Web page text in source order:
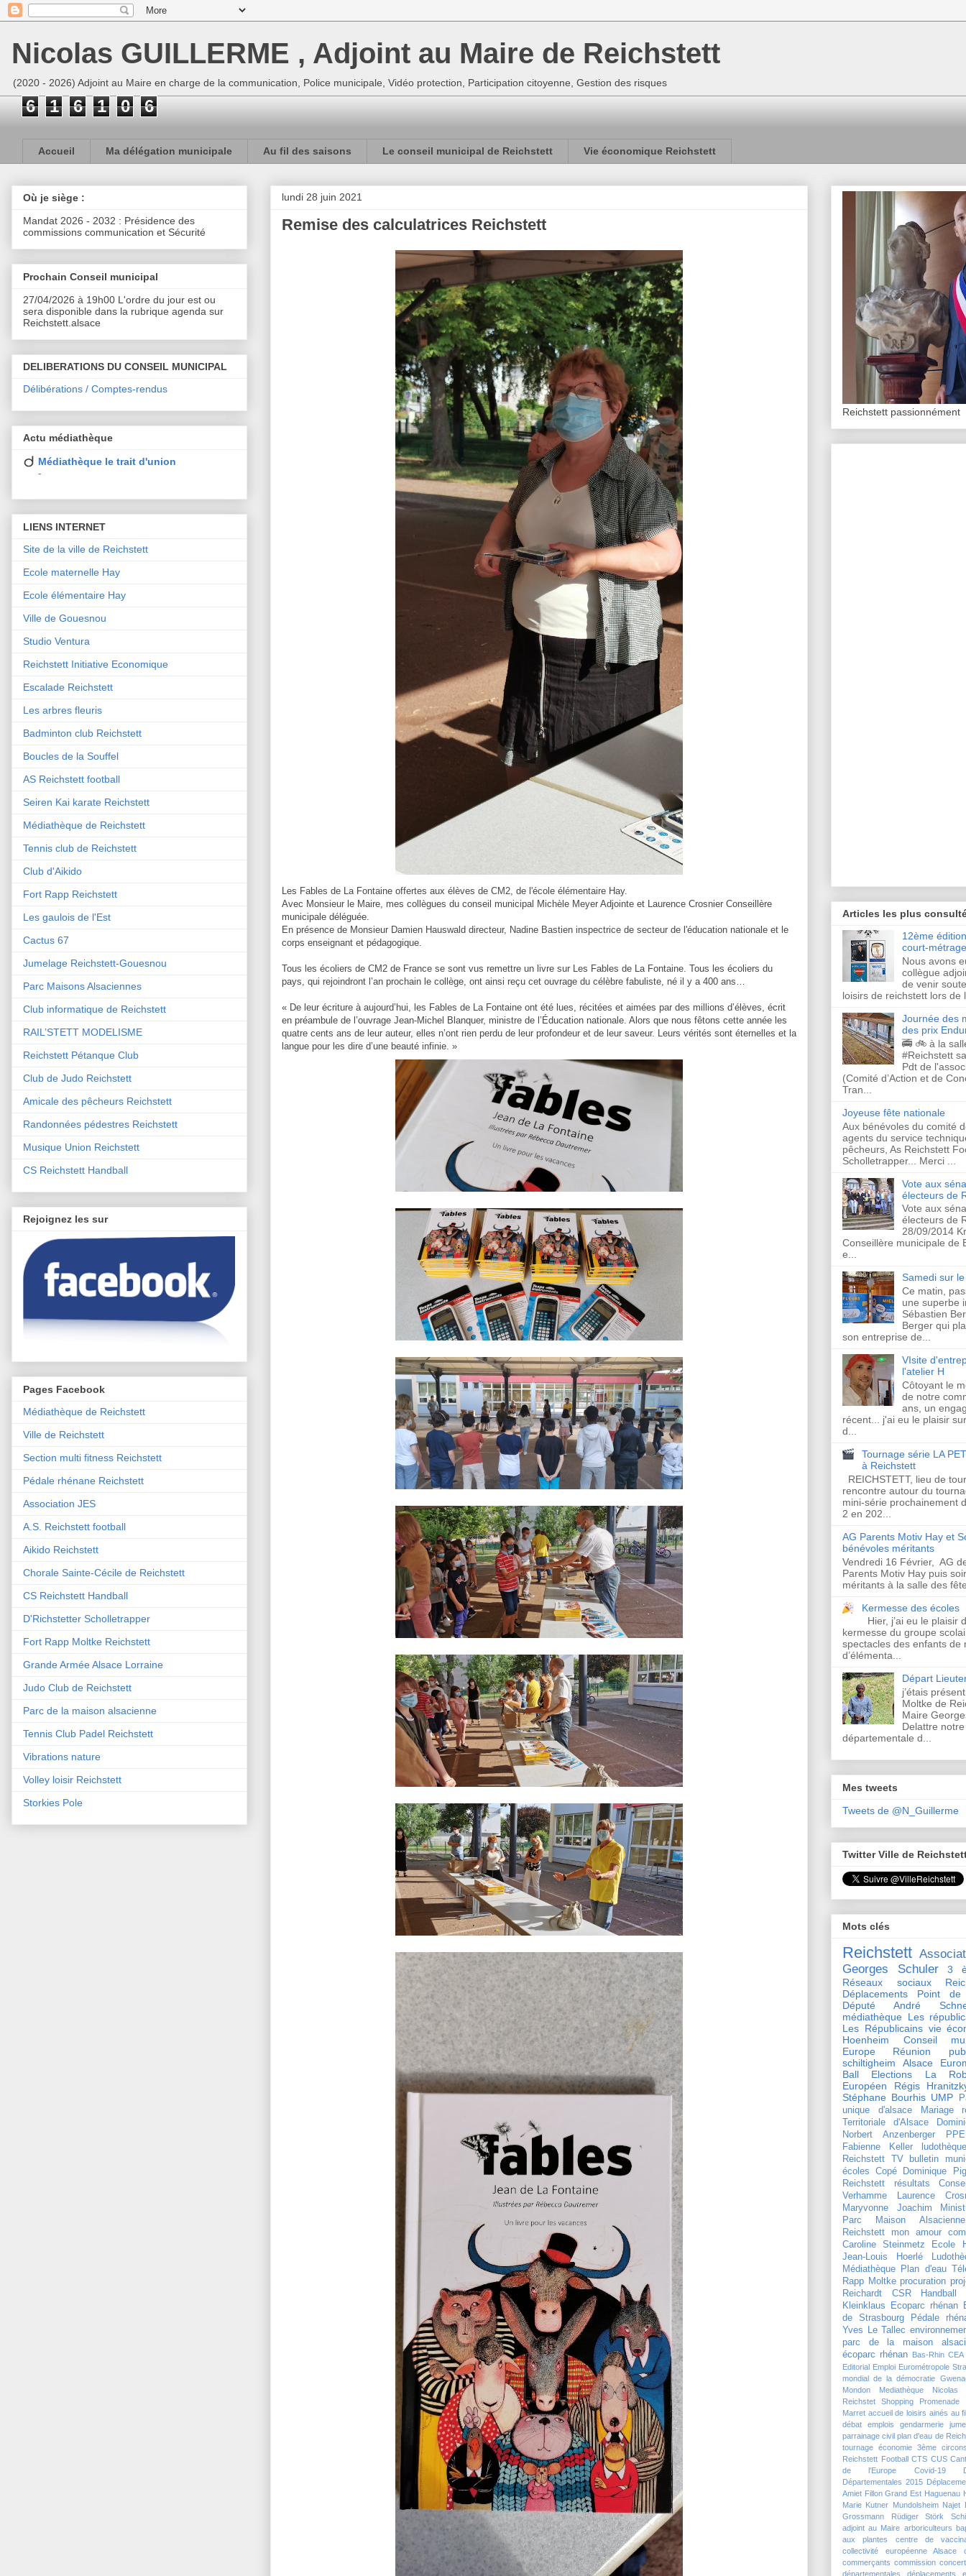
Nicolas GUILLERME , Adjoint au Maire de Reichstett
(2020 - 2026) Adjoint au Maire en charge de la communication, Police municipale, Vidéo protection, Participation citoyenne, Gestion des risques
6 1 6 1 0 6
Accueil Ma délégation municipale Au fil des saisons Le conseil municipal de Reichstett Vie économique Reichstett
lundi 28 juin 2021
Remise des calculatrices Reichstett
Les Fables de La Fontaine offertes aux élèves de CM2, de l'école élémentaire Hay.
Avec Monsieur le Maire, mes collègues du conseil municipal Michèle Meyer Adjointe et Laurence Crosnier Conseillère
municipale déléguée.
En présence de Monsieur Damien Hauswald directeur, Nadine Bastien inspectrice de secteur de l'éducation nationale et le
corps enseignant et pédagogique.
Tous les écoliers de CM2 de France se sont vus remettre un livre sur Les Fables de La Fontaine. Tous les écoliers du
pays, qui rejoindront l’an prochain le collège, ont ainsi reçu cet ouvrage du célèbre fabuliste, né il y a 400 ans…
« De leur écriture à aujourd’hui, les Fables de La Fontaine ont été lues, récitées et aimées par des millions d’élèves, écrit
en préambule de l’ouvrage Jean-Michel Blanquer, ministre de l’Éducation nationale. Alors que nous fêtons cette année les
quatre cents ans de leur auteur, elles n’ont rien perdu de leur profondeur et de leur saveur. Leurs vérités sont éternelles et la
langue pour les dire d’une beauté infinie. »
Où je siège :
Mandat 2026 - 2032 : Présidence des
commissions communication et Sécurité
Prochain Conseil municipal
27/04/2026 à 19h00 L'ordre du jour est ou
sera disponible dans la rubrique agenda sur
Reichstett.alsace
DELIBERATIONS DU CONSEIL MUNICIPAL
Délibérations / Comptes-rendus
Actu médiathèque
Médiathèque le trait d'union
-
LIENS INTERNET
Site de la ville de Reichstett
Ecole maternelle Hay
Ecole élémentaire Hay
Ville de Gouesnou
Studio Ventura
Reichstett Initiative Economique
Escalade Reichstett
Les arbres fleuris
Badminton club Reichstett
Boucles de la Souffel
AS Reichstett football
Seiren Kai karate Reichstett
Médiathèque de Reichstett
Tennis club de Reichstett
Club d'Aikido
Fort Rapp Reichstett
Les gaulois de l'Est
Cactus 67
Jumelage Reichstett-Gouesnou
Parc Maisons Alsaciennes
Club informatique de Reichstett
RAIL’STETT MODELISME
Reichstett Pétanque Club
Club de Judo Reichstett
Amicale des pêcheurs Reichstett
Randonnées pédestres Reichstett
Musique Union Reichstett
CS Reichstett Handball
Rejoignez les sur
Pages Facebook
Médiathèque de Reichstett
Ville de Reichstett
Section multi fitness Reichstett
Pédale rhénane Reichstett
Association JES
A.S. Reichstett football
Aikido Reichstett
Chorale Sainte-Cécile de Reichstett
CS Reichstett Handball
D'Richstetter Scholletrapper
Fort Rapp Moltke Reichstett
Grande Armée Alsace Lorraine
Judo Club de Reichstett
Parc de la maison alsacienne
Tennis Club Padel Reichstett
Vibrations nature
Volley loisir Reichstett
Storkies Pole
Reichstett passionnément
Articles les plus
12ème
court-
Nous avons
collègue
de venir
loisirs de reichstett lors de
Journée des
des prix
🚎 🚲 à la
#Reichstett
Pdt de
(Comité d’Action et de
Tran...
Joyeuse fête nationale
Aux bénévoles du comité
agents du service
pêcheurs, As Reichstett
Scholletrapper... Merci ...
Vote aux
électeurs de
Vote aux
électeurs de
28/09/2014
Conseillère municipale de
e...
Samedi sur
Ce matin,
une superbe
Sébastien
Berger qui
son entreprise de...
VIsite
l'atelier H
Côtoyant le
de notre
ans, un
récent... j'ai eu le plaisir
d...
Tournage série LA
à Reichstett
REICHSTETT, lieu de
rencontre autour du
mini-série prochainement
2 en 202...
AG Parents Motiv Hay et
bénévoles méritants
Vendredi 16 Février, AG
Parents Motiv Hay puis
méritants à la salle des
Kermesse des écoles
Hier, j’ai eu le plaisir
kermesse du groupe
spectacles des enfants de
d’élémenta...
Départ
j’étais
Moltke de
Maire
Delattre
départementale d...
Mes tweets
Tweets de @N_Guillerme
Twitter Ville de
Mots clés
Reichstett
Georges Schuler
3
Réseaux sociaux
Déplacements
Point de
Député André
médiathèque Les
Les Républicains vie
Hoenheim
Conseil
Europe
Réunion
schiltigheim
Alsace
Ball
Elections
La
Européen
Régis
Stéphane Bourhis UMP
unique d'alsace
Mariage
Territoriale d'Alsace
Norbert Anzenberger
PPE
Fabienne Keller
ludothèque
Reichstett TV
bulletin
écoles
Copé
Dominique
Reichstett
résultats
Verhamme
Laurence
Maryvonne Joachim
Parc Maison Alsacienne
Reichstett mon amour
Caroline Steinmetz
Ecole
Jean-Louis Hoerlé
Médiathèque
Plan d'eau
Rapp Moltke procuration
Reichardt
CSR Handball
Kleinklaus
Ecoparc rhénan
de Strasbourg
Pédale
Yves Le Tallec
parc de la maison
écoparc rhénan
Bas-Rhin CEA
Editorial
Emploi Eurométropole
mondial de la démocratie
Mondon
Mediathèque
Nicolas
Reichstet
Shopping
Marret accueil de loisirs ainés au
débat
emplois gendarmerie
parrainage civil plan d'eau de
tournage économie 3ème
Reichstett Football
CTS CUS
de l'Europe
Covid-19
Départementales 2015
Amiet Fillon Grand Est Haguenau
Marie Kutner Mundolsheim Najet
Grossmann
Rüdiger Störk
adjoint au Maire arboriculteurs
aux plantes
centre de
collectivité européenne Alsace
commerçants commission concert
départementales
déplacements